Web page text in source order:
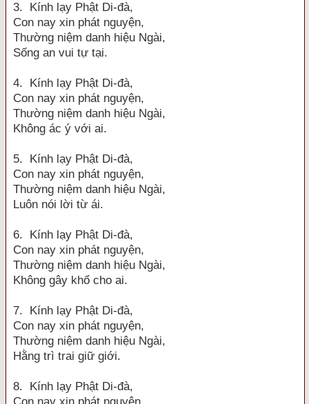
3. Kính lạy Phật Di-đà,
Con nay xin phát nguyện,
Thường niệm danh hiệu Ngài,
Sống an vui tự tại.
4. Kính lạy Phật Di-đà,
Con nay xin phát nguyện,
Thường niệm danh hiệu Ngài,
Không ác ý với ai.
5. Kính lạy Phật Di-đà,
Con nay xin phát nguyện,
Thường niệm danh hiệu Ngài,
Luôn nói lời từ ái.
6. Kính lạy Phật Di-đà,
Con nay xin phát nguyện,
Thường niệm danh hiệu Ngài,
Không gây khổ cho ai.
7. Kính lạy Phật Di-đà,
Con nay xin phát nguyện,
Thường niệm danh hiệu Ngài,
Hằng trì trai giữ giới.
8. Kính lạy Phật Di-đà,